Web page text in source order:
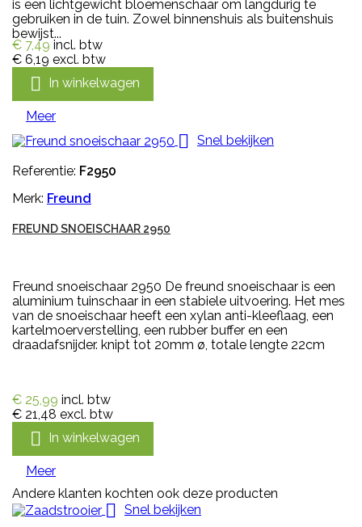
is een lichtgewicht bloemenschaar om langdurig te
gebruiken in de tuin. Zowel binnenshuis als buitenshuis
bewijst...
€ 7,49 incl. btw
€ 6,19 excl. btw
 In winkelwagen
Meer
 Snel bekijken
Referentie: F2950
Merk: Freund
FREUND SNOEISCHAAR 2950
Freund snoeischaar 2950 De freund snoeischaar is een
aluminium tuinschaar in een stabiele uitvoering. Het mes
van de snoeischaar heeft een xylan anti-kleeflaag, een
kartelmoerverstelling, een rubber buffer en een
draadafsnijder. knipt tot 20mm ø, totale lengte 22cm
€ 25,99 incl. btw
€ 21,48 excl. btw
 In winkelwagen
Meer
Andere klanten kochten ook deze producten
 Snel bekijken